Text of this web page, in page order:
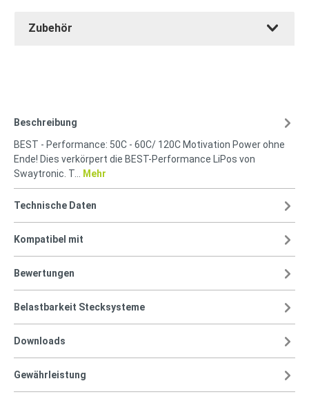
Zubehör
Beschreibung
BEST - Performance: 50C - 60C/ 120C Motivation Power ohne
Ende! Dies verkörpert die BEST-Performance LiPos von
Swaytronic. T…
Mehr
Technische Daten
Kompatibel mit
Bewertungen
Belastbarkeit Stecksysteme
Downloads
Gewährleistung